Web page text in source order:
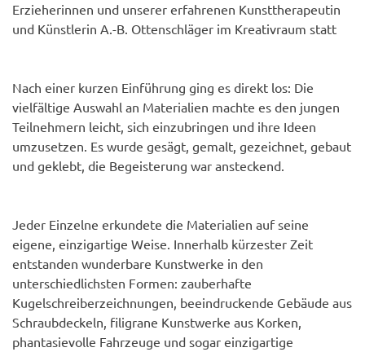
Erzieherinnen und unserer erfahrenen Kunsttherapeutin
und Künstlerin A.-B. Ottenschläger im Kreativraum statt
Nach einer kurzen Einführung ging es direkt los: Die
vielfältige Auswahl an Materialien machte es den jungen
Teilnehmern leicht, sich einzubringen und ihre Ideen
umzusetzen. Es wurde gesägt, gemalt, gezeichnet, gebaut
und geklebt, die Begeisterung war ansteckend.
Jeder Einzelne erkundete die Materialien auf seine
eigene, einzigartige Weise. Innerhalb kürzester Zeit
entstanden wunderbare Kunstwerke in den
unterschiedlichsten Formen: zauberhafte
Kugelschreiberzeichnungen, beeindruckende Gebäude aus
Schraubdeckeln, filigrane Kunstwerke aus Korken,
phantasievolle Fahrzeuge und sogar einzigartige